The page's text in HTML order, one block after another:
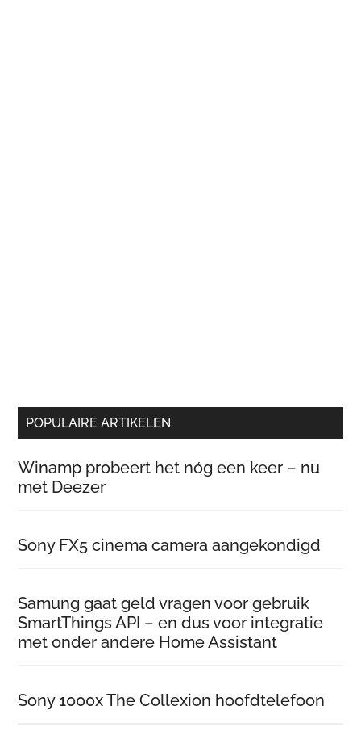
POPULAIRE ARTIKELEN
Winamp probeert het nóg een keer – nu
met Deezer
Sony FX5 cinema camera aangekondigd
Samung gaat geld vragen voor gebruik
SmartThings API – en dus voor integratie
met onder andere Home Assistant
Sony 1000x The Collexion hoofdtelefoon